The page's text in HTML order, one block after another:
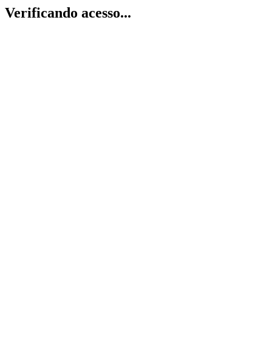
Verificando acesso...